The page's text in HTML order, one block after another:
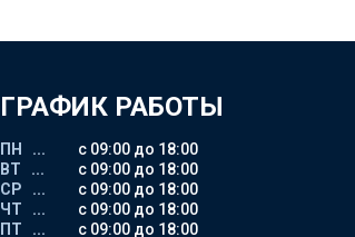
ГРАФИК РАБОТЫ
ПН ...
с 09:00 до 18:00
ВТ ...
с 09:00 до 18:00
СР ...
с 09:00 до 18:00
ЧТ ...
с 09:00 до 18:00
ПТ ...
с 09:00 до 18:00